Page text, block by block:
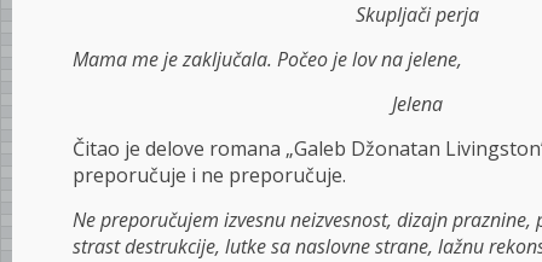
Skupljači perja
Mama me je zaključala. Počeo je lov na jelene,
Jelena
Čitao je delove romana „Galeb Džonatan
preporučuje i ne preporučuje.
Ne preporučujem izvesnu neizvesnost, dizajn
strast destrukcije, lutke sa naslovne strane, lažnu